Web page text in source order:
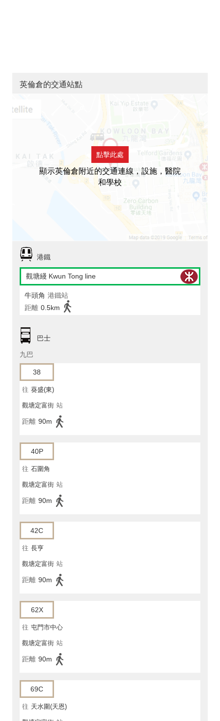
英倫倉的交通站點
點擊此處
顯示英倫倉附近的交通連線，設施，醫院
和學校
港鐵
觀塘綫 Kwun Tong line
牛頭角 港鐵站
距離 0.5km
巴士
九巴
38
往 葵盛(東)
觀塘定富街 站
距離 90m
40P
往 石圍角
觀塘定富街 站
距離 90m
42C
往 長亨
觀塘定富街 站
距離 90m
62X
往 屯門市中心
觀塘定富街 站
距離 90m
69C
往 天水圍(天恩)